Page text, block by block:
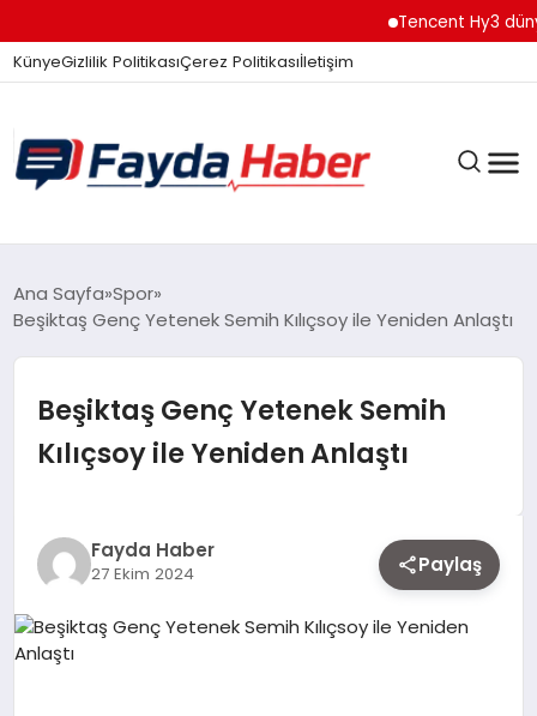
Tencent Hy3
KünyeGizlilik PolitikasıÇerez Politikasıİletişim
GÜNDEM
TEKNOLOJI
EKONOMI
SIYASET
Ana Sayfa Spor
Beşiktaş Genç Yetenek Semih Kılıçsoy ile Yeniden Anlaştı
Beşiktaş Genç Yetenek Semih
Kılıçsoy ile Yeniden Anlaştı
Fayda Haber
27 Ekim 2024 Paylaş